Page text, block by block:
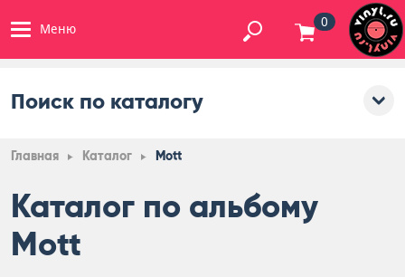
Меню 0
Поиск по каталогу
Главная Каталог Mott
Каталог по альбому
Mott